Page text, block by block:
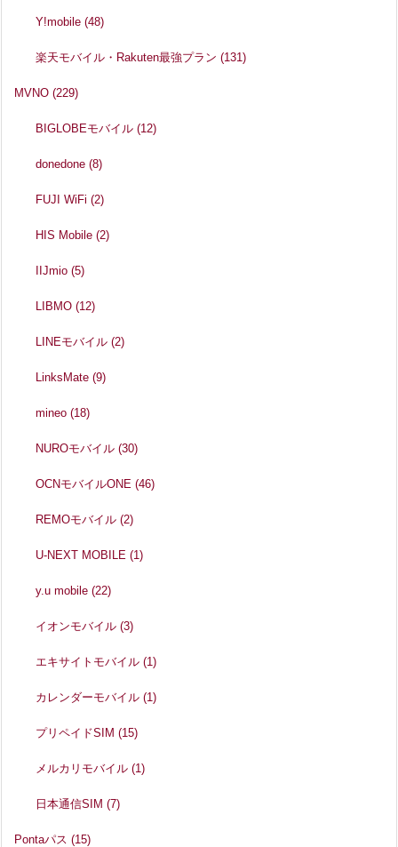
Y!mobile(48)
楽天モバイル・Rakuten最強プラン(131)
MVNO (229)
BIGLOBEモバイル(12)
donedone(8)
FUJI WiFi(2)
HIS Mobile(2)
IIJmio(5)
LIBMO(12)
LINEモバイル(2)
LinksMate(9)
mineo(18)
NUROモバイル(30)
OCNモバイルONE(46)
REMOモバイル(2)
U-NEXT MOBILE(1)
y.u mobile(22)
イオンモバイル(3)
エキサイトモバイル(1)
カレンダーモバイル(1)
プリペイドSIM(15)
メルカリモバイル(1)
日本通信SIM(7)
Pontaパス (15)